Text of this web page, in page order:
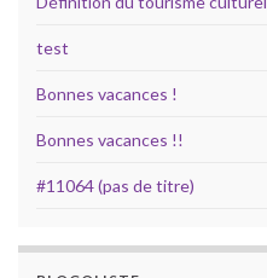
test
Bonnes vacances !
Bonnes vacances !!
#11064 (pas de titre)